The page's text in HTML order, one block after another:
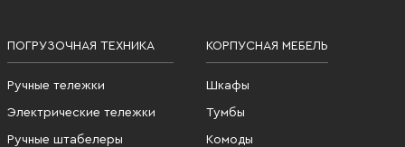
ПОГРУЗОЧНАЯ ТЕХНИКА
Ручные тележки
Электрические тележки
Ручные штабелеры
КОРПУСНАЯ МЕБЕЛЬ
Шкафы
Тумбы
Комоды